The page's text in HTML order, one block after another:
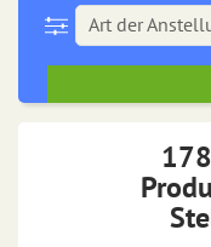
Art der